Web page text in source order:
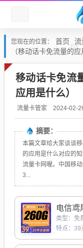
您现在的位置： 首页
（移动话卡免流量的应
移动话卡免流
应用是什么）
流量卡管家 2024-02-
摘要：
本篇文章给大家谈谈
的应用是什么对应的
流量卡网喔。中国移
3...
电信鸢
类型：免
特点：39